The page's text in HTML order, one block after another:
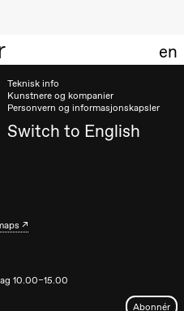
en
Teknisk info
Kunstnere og kompanier
Personvern og informasjonskapsler
Switch to English
10.00–15.00